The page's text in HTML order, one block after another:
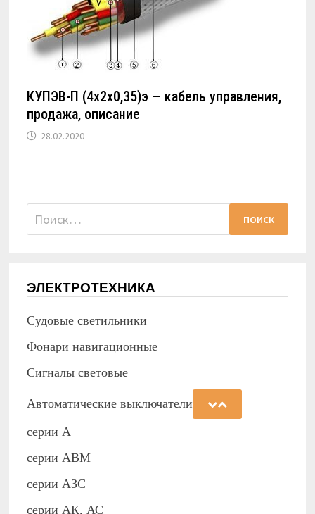
КУПЭВ-П (4х2х0,35)э — кабель управления,
продажа, описание
28.02.2020
Найти:
ЭЛЕКТРОТЕХНИКА
Судовые светильники
Фонари навигационные
Сигналы световые
Автоматические выключатели
серии А
серии АВМ
cерии АЗС
серии АК, АС